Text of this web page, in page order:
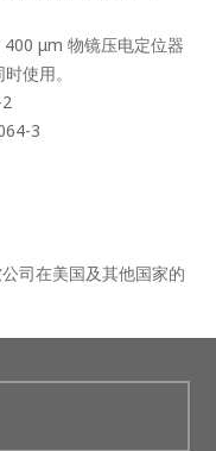
μm 物镜压电定位器
使用。
3
司在美国及其他国家的